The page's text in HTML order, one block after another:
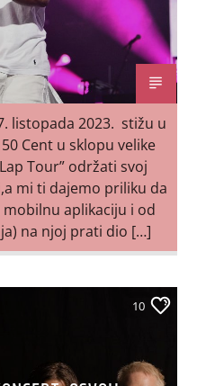
listopada 2023. stižu u
Cent u sklopu velike
Tour” održati svoj
mi ti dajemo priliku da
aplikaciju i od
na njoj prati dio […]
10